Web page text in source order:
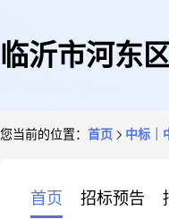
临沂市河东
您当前的位置： 首页 中标｜
首页 招标预告